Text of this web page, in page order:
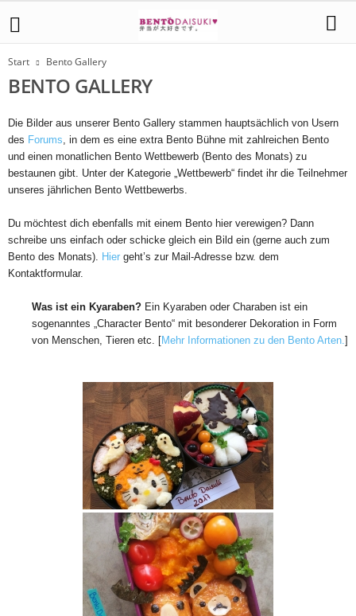
Start Bento Gallery
BENTO GALLERY
Die Bilder aus unserer Bento Gallery stammen hauptsächlich von Usern
des Forums, in dem es eine extra Bento Bühne mit zahlreichen Bento
und einen monatlichen Bento Wettbewerb (Bento des Monats) zu
bestaunen gibt. Unter der Kategorie „Wettbewerb“ findet ihr die Teilnehmer
unseres jährlichen Bento Wettbewerbs.
Du möchtest dich ebenfalls mit einem Bento hier verewigen? Dann
schreibe uns einfach oder schicke gleich ein Bild ein (gerne auch zum
Bento des Monats). Hier geht’s zur Mail-Adresse bzw. dem
Kontaktformular.
Was ist ein Kyaraben? Ein Kyaraben oder Charaben ist ein
sogenanntes „Character Bento“ mit besonderer Dekoration in Form
von Menschen, Tieren etc. [Mehr Informationen zu den Bento Arten.]